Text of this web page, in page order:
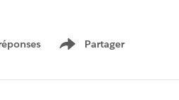
Partager
Show menu